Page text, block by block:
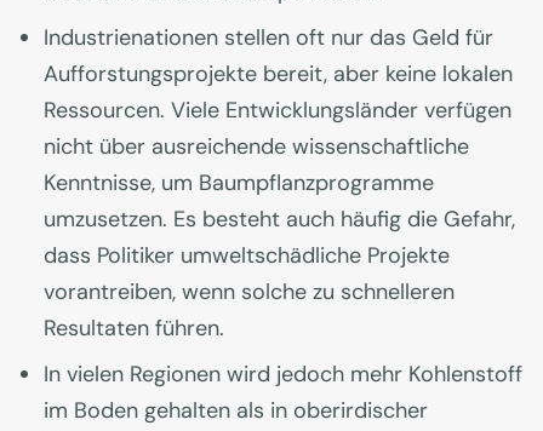
Industrienationen stellen oft nur das Geld für
Aufforstungsprojekte bereit, aber keine lokalen
Ressourcen. Viele Entwicklungsländer verfügen
nicht über ausreichende wissenschaftliche
Kenntnisse, um Baumpflanzprogramme
umzusetzen. Es besteht auch häufig die Gefahr,
dass Politiker umweltschädliche Projekte
vorantreiben, wenn solche zu schnelleren
Resultaten führen.
In vielen Regionen wird jedoch mehr Kohlenstoff
im Boden gehalten als in oberirdischer